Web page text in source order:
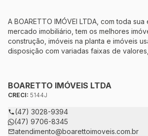
A BOARETTO IMÓVEI LTDA, com toda
mercado imobiliário, tem os melhores
construção, imóveis na planta e imóveis
disposição com variadas faixas de
ao CRECI-5144J – estarão sempre
todas as suas dúvidas sobre casas,
salas comerciais e outros produtos
BOARETTO IMÓVEIS LTDA
CRECI: 5144J
(47) 3028-9394
(47) 9706-8345
atendimento@boarettoimoveis.com.br